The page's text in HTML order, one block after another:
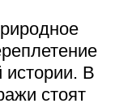
истории. В
стоят